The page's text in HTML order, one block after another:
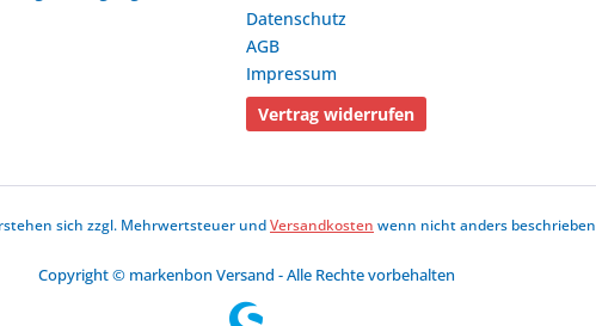
Datenschutz
AGB
Impressum
Vertrag widerrufen
sich zzgl. Mehrwertsteuer undVersandkosten wenn nicht anders beschrieben
Copyright © markenbon Versand - Alle Rechte vorbehalten